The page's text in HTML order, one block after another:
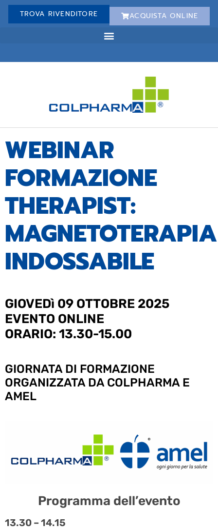
TROVA RIVENDITORE ACQUISTA ONLINE
WEBINAR
FORMAZIONE
THERAPIST:
MAGNETOTERAPIA
INDOSSABILE
GIOVEDì 09 OTTOBRE 2025
EVENTO ONLINE
ORARIO: 13.30-15.00
GIORNATA DI FORMAZIONE
ORGANIZZATA DA COLPHARMA E
AMEL
Programma dell’evento
13.30 – 14.15